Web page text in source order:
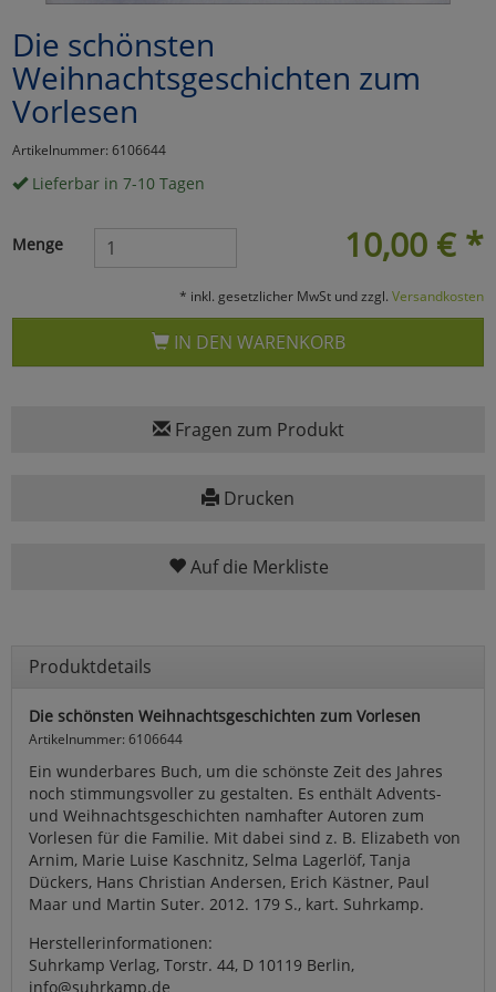
Die schönsten
Weihnachtsgeschichten zum
Vorlesen
Artikelnummer: 6106644
Lieferbar in 7-10 Tagen
10,00 € *
Menge
* inkl. gesetzlicher MwSt und zzgl. Versandkosten
IN DEN WARENKORB
Fragen zum Produkt
Drucken
Auf die Merkliste
Produktdetails
Die schönsten Weihnachtsgeschichten zum Vorlesen
Artikelnummer: 6106644
Ein wunderbares Buch, um die schönste Zeit des Jahres
noch stimmungsvoller zu gestalten. Es enthält Advents-
und Weihnachtsgeschichten namhafter Autoren zum
Vorlesen für die Familie. Mit dabei sind z. B. Elizabeth von
Arnim, Marie Luise Kaschnitz, Selma Lagerlöf, Tanja
Dückers, Hans Christian Andersen, Erich Kästner, Paul
Maar und Martin Suter. 2012. 179 S., kart. Suhrkamp.
Herstellerinformationen:
Suhrkamp Verlag, Torstr. 44, D 10119 Berlin,
info@suhrkamp.de
Marketing
Umfragetools
Cookies
Alle Akzeptieren
Cookies
Einstellungen speichern